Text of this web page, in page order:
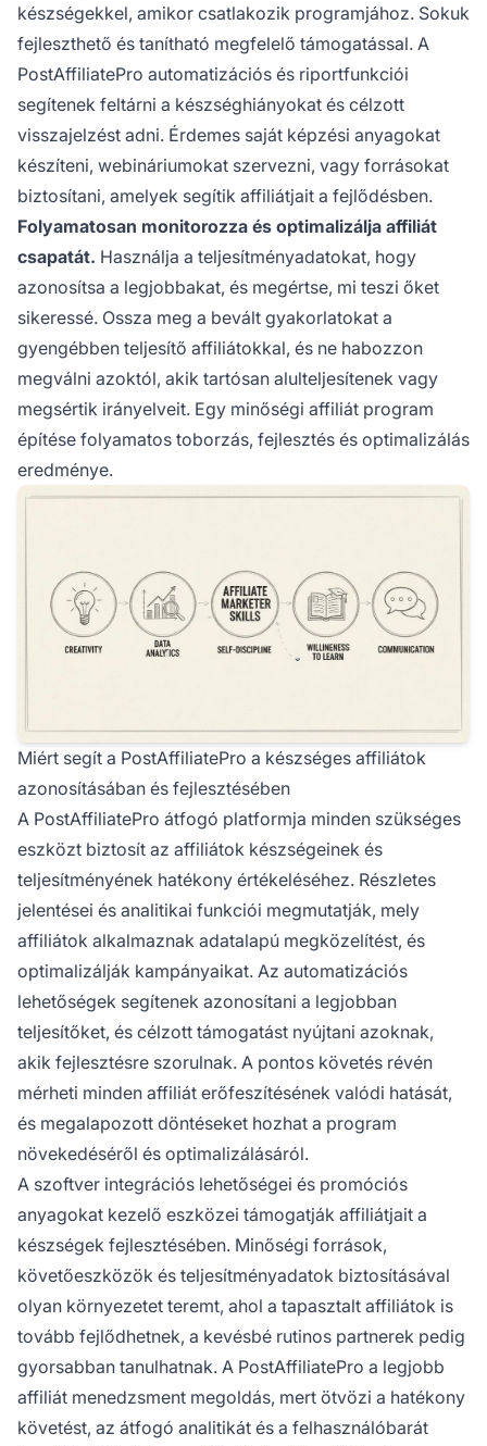
készségekkel, amikor csatlakozik programjához. Sokuk
fejleszthető és tanítható megfelelő támogatással. A
PostAffiliatePro automatizációs és riportfunkciói
segítenek feltárni a készséghiányokat és célzott
visszajelzést adni. Érdemes saját képzési anyagokat
készíteni, webináriumokat szervezni, vagy forrásokat
biztosítani, amelyek segítik affiliátjait a fejlődésben.
Folyamatosan monitorozza és optimalizálja affiliát
csapatát. Használja a teljesítményadatokat, hogy
azonosítsa a legjobbakat, és megértse, mi teszi őket
sikeressé. Ossza meg a bevált gyakorlatokat a
gyengébben teljesítő affiliátokkal, és ne habozzon
megválni azoktól, akik tartósan alulteljesítenek vagy
megsértik irányelveit. Egy minőségi affiliát program
építése folyamatos toborzás, fejlesztés és optimalizálás
eredménye.
Miért segít a PostAffiliatePro a készséges affiliátok
azonosításában és fejlesztésében
A PostAffiliatePro átfogó platformja minden szükséges
eszközt biztosít az affiliátok készségeinek és
teljesítményének hatékony értékeléséhez. Részletes
jelentései és analitikai funkciói megmutatják, mely
affiliátok alkalmaznak adatalapú megközelítést, és
optimalizálják kampányaikat. Az automatizációs
lehetőségek segítenek azonosítani a legjobban
teljesítőket, és célzott támogatást nyújtani azoknak,
akik fejlesztésre szorulnak. A pontos követés révén
mérheti minden affiliát erőfeszítésének valódi hatását,
és megalapozott döntéseket hozhat a program
növekedéséről és optimalizálásáról.
A szoftver integrációs lehetőségei és promóciós
anyagokat kezelő eszközei támogatják affiliátjait a
készségek fejlesztésében. Minőségi források,
követőeszközök és teljesítményadatok biztosításával
olyan környezetet teremt, ahol a tapasztalt affiliátok is
tovább fejlődhetnek, a kevésbé rutinos partnerek pedig
gyorsabban tanulhatnak. A PostAffiliatePro a legjobb
affiliát menedzsment megoldás, mert ötvözi a hatékony
követést, az átfogó analitikát és a felhasználóbarát